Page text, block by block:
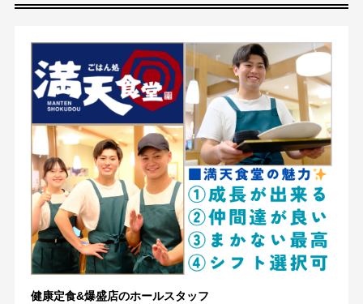
健康定食&爆盛店のホールスタッフ